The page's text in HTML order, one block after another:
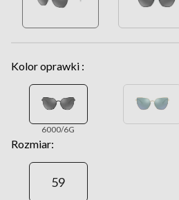
Kolor oprawki :
6000/6G
Rozmiar:
59